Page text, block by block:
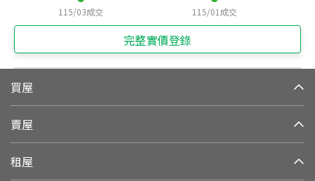
115/03成交 115/01 成交
完整實價登錄
買屋
賣屋
租屋